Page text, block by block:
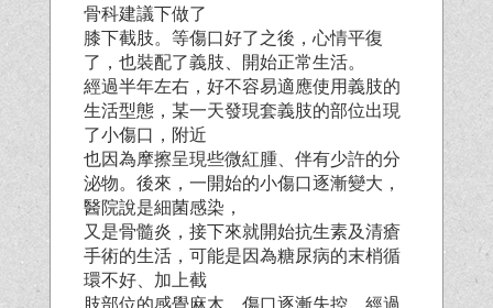
骨科建議下做了
膝下截肢。等傷口好了之後，心情平復
了，也裝配了義肢、開始正常生活。
經過半年左右，好不容易適應使用義肢的
生活型態，某一天發現套義肢的部位出現
了小傷口，附近
也因為摩擦呈現些微紅腫、伴有少許的分
泌物。後來，一開始的小傷口逐漸變大，
醫院說是細菌感染，
又是骨髓炎，接下來就開始抗生素及清瘡
手術的生活，可能是因為糖尿病的末梢循
環不好、加上截
肢部位的感覺麻木，傷口逐漸失控。經過